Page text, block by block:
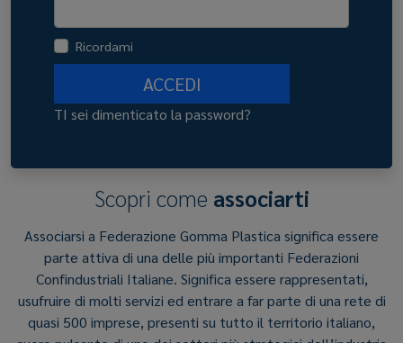
Ricordami
ACCEDI
TI sei dimenticato la password?
Scopri come associarti
Associarsi a Federazione Gomma Plastica significa essere
parte attiva di una delle più importanti Federazioni
Confindustriali Italiane. Significa essere rappresentati,
usufruire di molti servizi ed entrare a far parte di una rete di
quasi 500 imprese, presenti su tutto il territorio italiano,